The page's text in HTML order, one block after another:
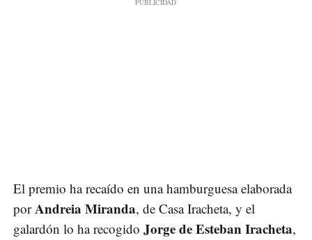
El premio ha recaído en una hamburguesa elaborada
porAndreia Miranda, de Casa Iracheta, y el
galardón lo ha recogido Jorge de Esteban Iracheta,